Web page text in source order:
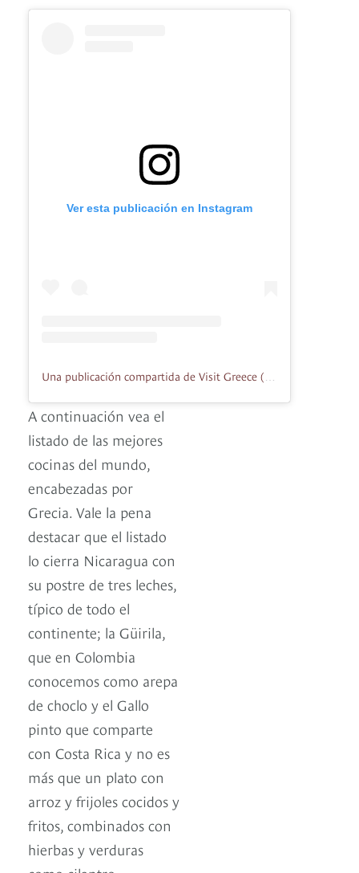
Ver esta publicación en Instagram
A continuación vea el
listado de las mejores
cocinas del mundo,
encabezadas por
Grecia. Vale la pena
destacar que el listado
lo cierra Nicaragua con
su postre de tres leches,
típico de todo el
continente; la Güirila,
que en Colombia
conocemos como arepa
de choclo y el Gallo
pinto que comparte
con Costa Rica y no es
más que un plato con
arroz y frijoles cocidos y
fritos, combinados con
hierbas y verduras